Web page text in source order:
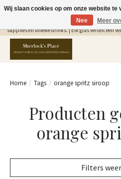
Gratis Verzending in NL vanaf €75,- | Sherlocks
supplies en unieke drinks. | Elk glas vertelt een
Home / Tags / orange spritz siroop
Producten
orange
Filters
Wij slaan cookies op om onze website
Nee
Meer